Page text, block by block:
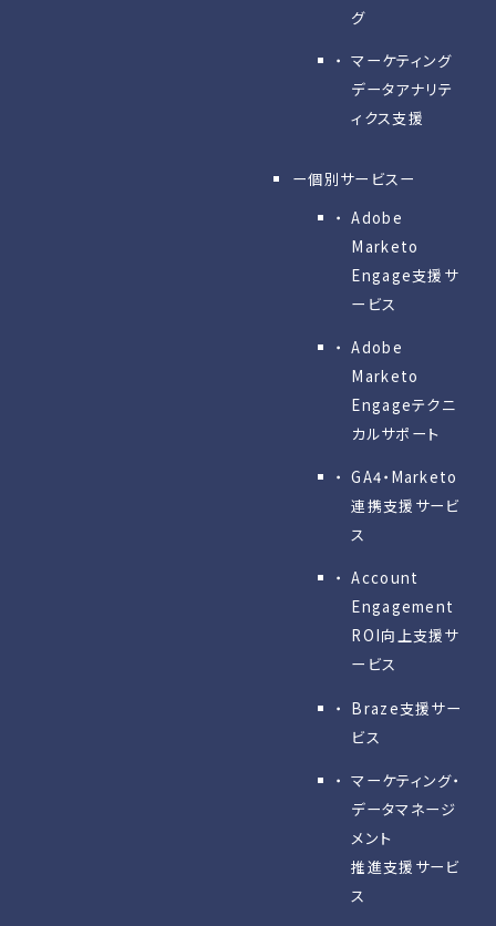
グ
マーケティング
データアナリテ
ィクス支援
ー個別サービスー
Adobe
Marketo
Engage⽀援サ
ービス
Adobe
Marketo
Engageテクニ
カルサポート
GA4・Marketo
連携支援サービ
ス
Account
Engagement
ROI向上支援サ
ービス
Braze支援サー
ビス
マーケティング・
データマネージ
メント
推進支援サービ
ス